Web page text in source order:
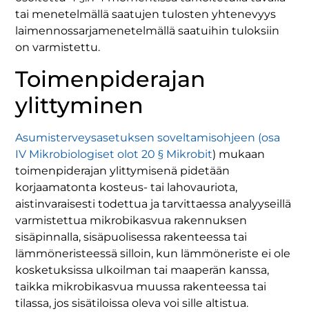
tai menetelmällä saatujen tulosten yhtenevyys
laimennossarjamenetelmällä saatuihin tuloksiin
on varmistettu.
Toimenpiderajan
ylittyminen
Asumisterveysasetuksen soveltamisohjeen (osa
IV Mikrobiologiset olot 20 § Mikrobit) mukaan
toimenpiderajan ylittymisenä pidetään
korjaamatonta kosteus- tai lahovauriota,
aistinvaraisesti todettua ja tarvittaessa analyyseillä
varmistettua mikrobikasvua rakennuksen
sisäpinnalla, sisäpuolisessa rakenteessa tai
lämmöneristeessä silloin, kun lämmöneriste ei ole
kosketuksissa ulkoilman tai maaperän kanssa,
taikka mikrobikasvua muussa rakenteessa tai
tilassa, jos sisätiloissa oleva voi sille altistua.